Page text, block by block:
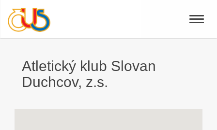
Toggle
Atletický klub Slovan
Duchcov, z.s.